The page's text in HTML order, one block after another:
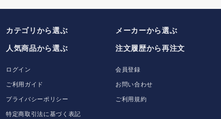
カテゴリから選ぶ メーカーから選ぶ
人気商品から選ぶ
注文履歴から再注文
ログイン
会員登録
ご利用ガイド
お問い合わせ
プライバシーポリシー
ご利用規約
特定商取引法に基づく表記